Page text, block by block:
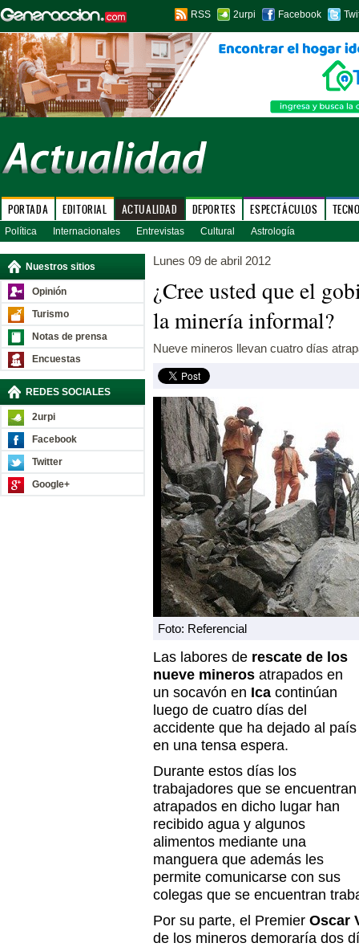
RSS 2urpi Facebook
PORTADA EDITORIAL ACTUALIDAD DEPORTES ESPECTÁCULOS
Política Internacionales Entrevistas Cultural Astrología
Nuestros sitios
Opinión
Turismo
Notas de prensa
Encuestas
REDES SOCIALES
2urpi
Facebook
Twitter
Google+
Lunes 09 de abril 2012
¿Cree usted que el
la minería informal?
Nueve mineros llevan cuatro días
Foto: Referencial
Las labores de rescate de los
nueve mineros atrapados en
un socavón en Ica continúan
luego de cuatro días del
accidente que ha dejado al país
en una tensa espera.
Durante estos días los
trabajadores que se encuentran
atrapados en dicho lugar han
recibido agua y algunos
alimentos mediante una
manguera que además les
permite comunicarse con sus
colegas que se encuentran
Por su parte, el Premier Oscar
de los mineros demoraría dos